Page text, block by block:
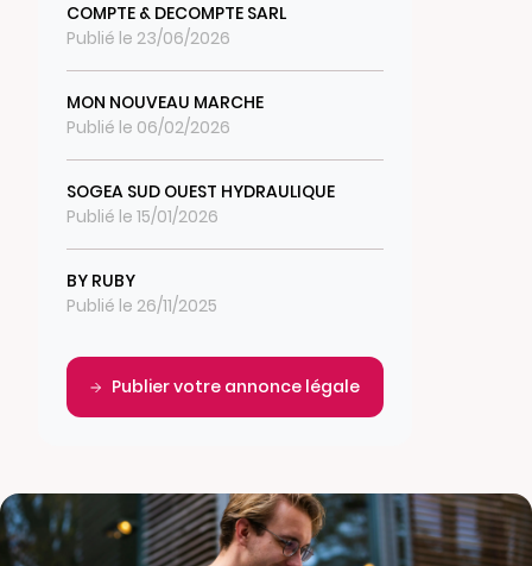
COMPTE & DECOMPTE SARL
Publié le 23/06/2026
MON NOUVEAU MARCHE
Publié le 06/02/2026
SOGEA SUD OUEST HYDRAULIQUE
Publié le 15/01/2026
BY RUBY
Publié le 26/11/2025
Publier votre annonce légale